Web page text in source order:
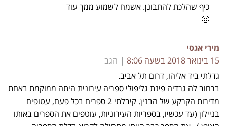
כיף שהלכת להתבונן. אשמח לשמוע ממך עוד
🙂
מירי אגסי
15 בינואר 2018 בשעה 8:06
הגב
גדלתי ביד אליהו, דרום תל אביב.
ברחוב לה גרדיה פינת גליפולי ספריה עירונית היתה ממוקמת באחת
מדירות הקרקע של הבנין. קיבלתי 2 ספרים בכל פעם, עטופים
בניילון (עד עכשיו, בספריות העירוניות, עוטפים את הספרים באותו